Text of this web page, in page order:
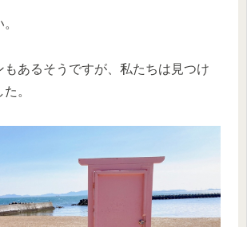
もあるそうですが、私たちは見つけ
。